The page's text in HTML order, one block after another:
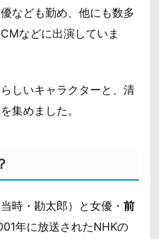
なども勤め、他にも数多
などに出演していま
しいキャラクターと、清
集めました。
当時・勘太郎）と女優・ 前
年に放送されたNHKの